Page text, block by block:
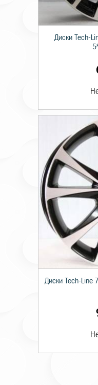
Диски Tech-
Диски Tech-Line